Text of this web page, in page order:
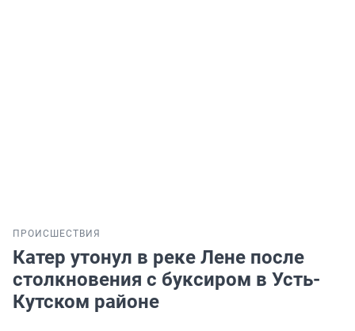
ПРОИСШЕСТВИЯ
Катер утонул в реке Лене после
столкновения с буксиром в Усть-
Кутском районе